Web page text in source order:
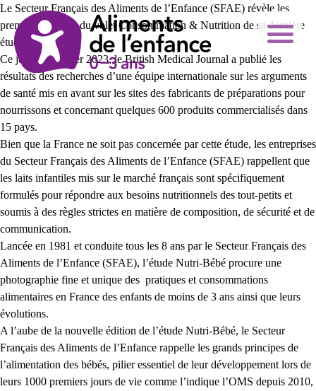
Le Secteur Français des Aliments de l’Enfance (SFAE) révèle les
premiers résultats du volet Consommation & Nutrition de sa dernière
étude Nutri-Bébé.
Ce jeudi 16 février 2023, leBritish Medical Journal a publié les
résultats des recherches d’une équipe internationale sur les arguments
de santé mis en avant sur les sites des fabricants de préparations pour
nourrissons et concernant quelques 600 produits commercialisés dans
15 pays.
Bien que la France ne soit pas concernée par cette étude, les entreprises
du Secteur Français des Aliments de l’Enfance (SFAE) rappellent que
les laits infantiles mis sur le marché français sont spécifiquement
formulés pour répondre aux besoins nutritionnels des tout-petits et
soumis à des règles strictes en matière de composition, de sécurité et de
communication.
Lancée en 1981 et conduite tous les 8 ans par le Secteur Français des
Aliments de l’Enfance (SFAE), l’étude Nutri-Bébé procure une
photographie fine et unique des pratiques et consommations
alimentaires en France des enfants de moins de 3 ans ainsi que leurs
évolutions.
A l’aube de la nouvelle édition de l’étude Nutri-Bébé, le Secteur
Français des Aliments de l’Enfance rappelle les grands principes de
l’alimentation des bébés, pilier essentiel de leur développement lors de
leurs 1000 premiers jours de vie comme l’indique l’OMS depuis 2010,